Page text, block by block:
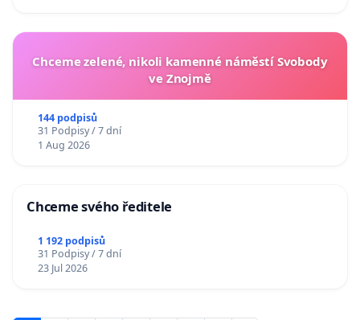
Chceme zelené, nikoli kamenné náměstí Svobody
ve Znojmě
144 podpisů
31 Podpisy / 7 dní
1 Aug 2026
Chceme svého ředitele
1 192 podpisů
31 Podpisy / 7 dní
23 Jul 2026